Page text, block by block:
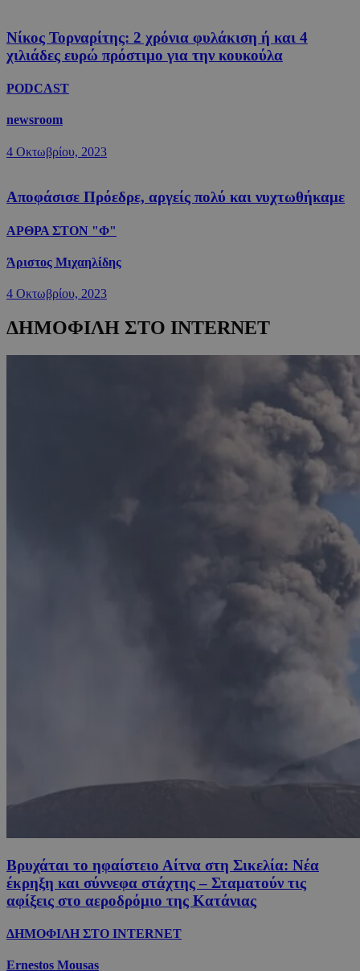
Νίκος Τορναρίτης: 2 χρόνια φυλάκιση ή και 4
χιλιάδες ευρώ πρόστιμο για την κουκούλα
PODCAST
newsroom
4 Οκτωβρίου, 2023
Αποφάσισε Πρόεδρε, αργείς πολύ και νυχτωθήκαμε
ΑΡΘΡΑ ΣΤΟΝ "Φ"
Άριστος Μιχαηλίδης
4 Οκτωβρίου, 2023
ΔΗΜΟΦΙΛΗ ΣΤΟ INTERNET
Βρυχάται το ηφαίστειο Αίτνα στη Σικελία: Νέα
έκρηξη και σύννεφα στάχτης – Σταματούν τις
αφίξεις στο αεροδρόμιο της Κατάνιας
ΔΗΜΟΦΙΛΗ ΣΤΟ INTERNET
Ernestos Mousas